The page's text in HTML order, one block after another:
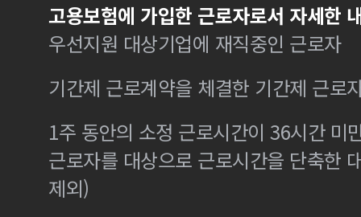
고용보험에 가입한 근로자로서 자세한
우선지원 대상기업에 재직중인 근로자
기간제 근로계약을 체결한 기간제 근로
1주 동안의 소정 근로시간이 36시간 미
근로자를 대상으로 근로시간을 단축한
제외)